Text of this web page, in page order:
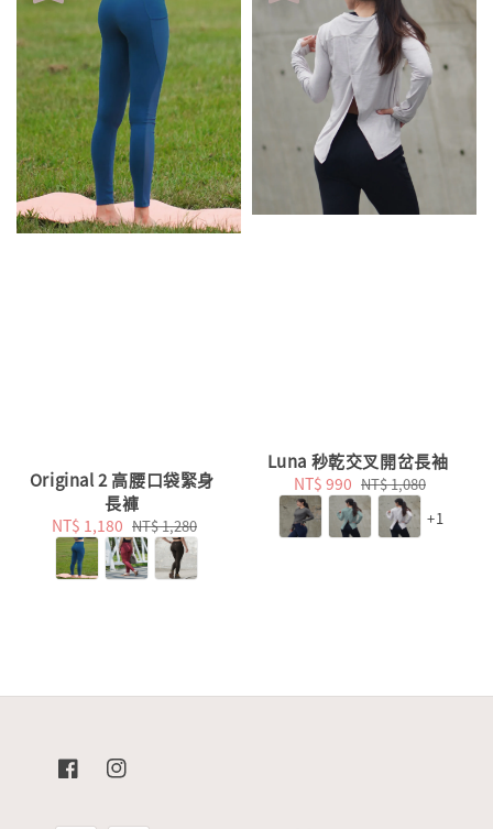
Original 2 高腰口袋緊身
長褲
Sale
price
NT$ 1,180 Regular
price
NT$ 1,280
Luna 秒乾交叉開岔長袖
Sale
price
NT$ 990 Regular
price
NT$ 1,080
+1